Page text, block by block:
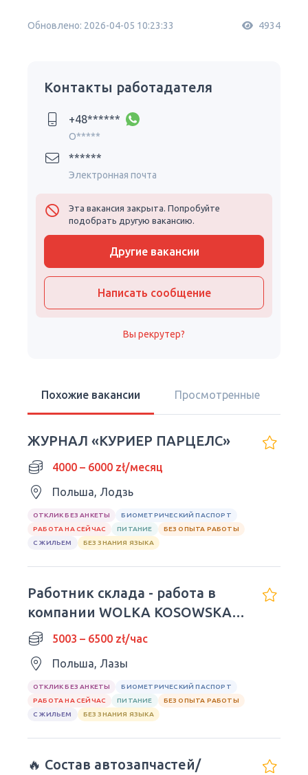
Обновлено: 2026-04-05 10:23:33 4934
Контакты работадателя
+48******
O*****
******
Электронная почта
Эта вакансия закрыта. Попробуйте
подобрать другую вакансию.
Другие вакансии
Написать сообщение
Вы рекрутер?
Похожие вакансии Просмотренные
ЖУРНАЛ «КУРИЕР ПАРЦЕЛС»
4000 – 6000 zł/месяц
Польша, Лодзь
ОТКЛИК БЕЗ АНКЕТЫ
БИОМЕТРИЧЕСКИЙ ПАСПОРТ
РАБОТА НА СЕЙЧАС
ПИТАНИЕ
БЕЗ ОПЫТА РАБОТЫ
С ЖИЛЬЕМ
БЕЗ ЗНАНИЯ ЯЗЫКА
Работник склада - работа в
компании WOLKA KOSOWSKA
05-5525003 – 6500 zł/час
Польша, Лазы
ОТКЛИК БЕЗ АНКЕТЫ
БИОМЕТРИЧЕСКИЙ ПАСПОРТ
РАБОТА НА СЕЙЧАС
ПИТАНИЕ
БЕЗ ОПЫТА РАБОТЫ
С ЖИЛЬЕМ
БЕЗ ЗНАНИЯ ЯЗЫКА
🔥 Состав автозапчастей/